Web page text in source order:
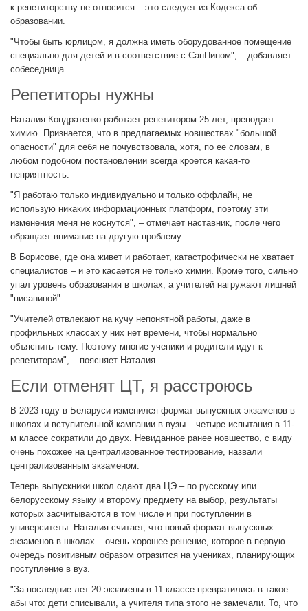
к репетиторству не относится – это следует из Кодекса об
образовании.
"Чтобы быть юрлицом, я должна иметь оборудованное помещение
специально для детей и в соответствие с СанПином", – добавляет
собеседница.
Репетиторы нужны
Наталия Кондратенко работает репетитором 25 лет, преподает
химию. Признается, что в предлагаемых новшествах "большой
опасности" для себя не почувствовала, хотя, по ее словам, в
любом подобном постановлении всегда кроется какая-то
неприятность.
"Я работаю только индивидуально и только оффлайн, не
использую никаких информационных платформ, поэтому эти
изменения меня не коснутся", – отмечает наставник, после чего
обращает внимание на другую проблему.
В Борисове, где она живет и работает, катастрофически не хватает
специалистов – и это касается не только химии. Кроме того, сильно
упал уровень образования в школах, а учителей нагружают лишней
"писаниной".
"Учителей отвлекают на кучу непонятной работы, даже в
профильных классах у них нет времени, чтобы нормально
объяснить тему. Поэтому многие ученики и родители идут к
репетиторам", – поясняет Наталия.
Если отменят ЦТ, я расстроюсь
В 2023 году в Беларуси изменился формат выпускных экзаменов в
школах и вступительной кампании в вузы – четыре испытания в 11-
м классе сократили до двух. Невиданное ранее новшество, с виду
очень похожее на централизованное тестирование, назвали
централизованным экзаменом.
Теперь выпускники школ сдают два ЦЭ – по русскому или
белорусскому языку и второму предмету на выбор, результаты
которых засчитываются в том числе и при поступлении в
университеты. Наталия считает, что новый формат выпускных
экзаменов в школах – очень хорошее решение, которое в первую
очередь позитивным образом отразится на учениках, планирующих
поступление в вуз.
"За последние лет 20 экзамены в 11 классе превратились в такое
абы что: дети списывали, а учителя типа этого не замечали. То, что